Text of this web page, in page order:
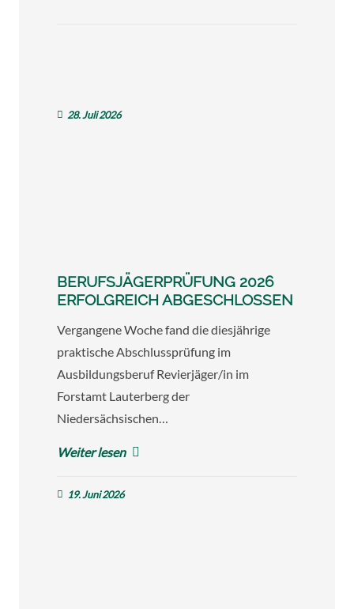
28. Juli 2026
BERUFSJÄGERPRÜFUNG 2026
ERFOLGREICH ABGESCHLOSSEN
Vergangene Woche fand die diesjährige
praktische Abschlussprüfung im
Ausbildungsberuf Revierjäger/in im
Forstamt Lauterberg der
Niedersächsischen…
Weiter lesen
19. Juni 2026